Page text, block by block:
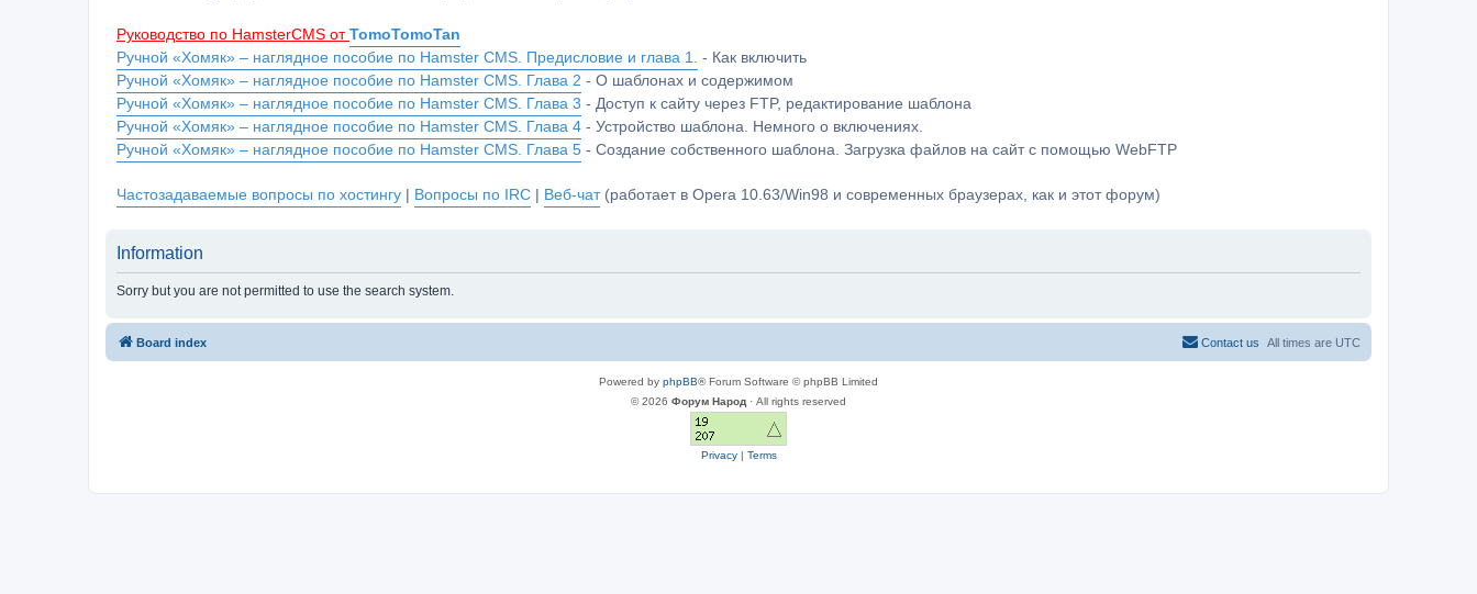
Руководство по HamsterCMS от TomoTomoTan
Ручной «Хомяк» – наглядное пособие по Hamster CMS. Предисловие и глава 1.
- Как включить
Ручной «Хомяк» – наглядное пособие по Hamster CMS. Глава 2 - О шаблонах и содержимом
Ручной «Хомяк» – наглядное пособие по Hamster CMS. Глава 3 - Доступ к сайту через FTP, редактирование шаблона
Ручной «Хомяк» – наглядное пособие по Hamster CMS. Глава 4 - Устройство шаблона. Немного о включениях.
Ручной «Хомяк» – наглядное пособие по Hamster CMS. Глава 5 - Создание собственного шаблона. Загрузка файлов на сайт с помощью WebFTP
Частозадаваемые вопросы по хостингу | Вопросы по IRC | Веб-чат(работает в Opera 10.63/Win98 и современных браузерах, как и этот форум)
Information
Sorry but you are not permitted to use the search system.
Board index All times are UTC
Contact us
Powered by phpBB® Forum Software © phpBB Limited
© 2026 Форум Народ · All rights reserved
Privacy| Terms